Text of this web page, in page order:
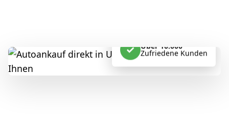
✓ Über 10.000
Zufriedene Kunden